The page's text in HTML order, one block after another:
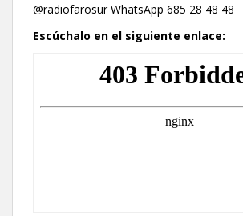
@radiofarosur WhatsApp 685 28 48 48
Escúchalo en el siguiente enlace: